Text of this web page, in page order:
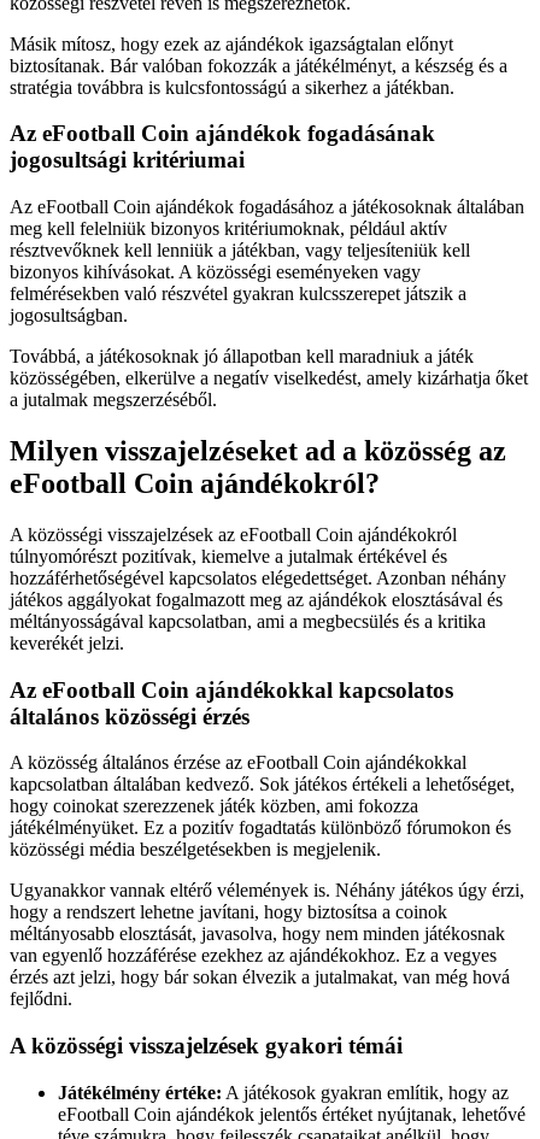
Másik mítosz, hogy ezek az ajándékok igazságtalan előnyt
biztosítanak. Bár valóban fokozzák a játékélményt, a készség és a
stratégia továbbra is kulcsfontosságú a sikerhez a játékban.
Az eFootball Coin ajándékok fogadásának
jogosultsági kritériumai
Az eFootball Coin ajándékok fogadásához a játékosoknak általában
meg kell felelniük bizonyos kritériumoknak, például aktív
résztvevőknek kell lenniük a játékban, vagy teljesíteniük kell
bizonyos kihívásokat. A közösségi eseményeken vagy
felmérésekben való részvétel gyakran kulcsszerepet játszik a
jogosultságban.
Továbbá, a játékosoknak jó állapotban kell maradniuk a játék
közösségében, elkerülve a negatív viselkedést, amely kizárhatja őket
a jutalmak megszerzéséből.
Milyen visszajelzéseket ad a közösség az
eFootball Coin ajándékokról?
A közösségi visszajelzések az eFootball Coin ajándékokról
túlnyomórészt pozitívak, kiemelve a jutalmak értékével és
hozzáférhetőségével kapcsolatos elégedettséget. Azonban néhány
játékos aggályokat fogalmazott meg az ajándékok elosztásával és
méltányosságával kapcsolatban, ami a megbecsülés és a kritika
keverékét jelzi.
Az eFootball Coin ajándékokkal kapcsolatos
általános közösségi érzés
A közösség általános érzése az eFootball Coin ajándékokkal
kapcsolatban általában kedvező. Sok játékos értékeli a lehetőséget,
hogy coinokat szerezzenek játék közben, ami fokozza
játékélményüket. Ez a pozitív fogadtatás különböző fórumokon és
közösségi média beszélgetésekben is megjelenik.
Ugyanakkor vannak eltérő vélemények is. Néhány játékos úgy érzi,
hogy a rendszert lehetne javítani, hogy biztosítsa a coinok
méltányosabb elosztását, javasolva, hogy nem minden játékosnak
van egyenlő hozzáférése ezekhez az ajándékokhoz. Ez a vegyes
érzés azt jelzi, hogy bár sokan élvezik a jutalmakat, van még hová
fejlődni.
A közösségi visszajelzések gyakori témái
Játékélmény értéke: A játékosok gyakran említik, hogy az
eFootball Coin ajándékok jelentős értéket nyújtanak, lehetővé